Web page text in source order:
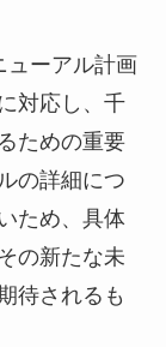
ーアル計画
対応し、千
ための重要
の詳細につ
ため、具体
の新たな未
待されるも